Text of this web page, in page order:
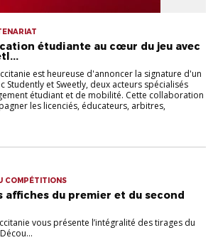
étudiante au cœur du jeu avec
est heureuse d'annoncer la signature d'un
Studently et Sweetly, deux acteurs spécialisés
étudiant et de mobilité. Cette collaboration
les licenciés, éducateurs, arbitres,
COMPÉTITIONS
affiches du premier et du second
vous présente l’intégralité des tirages du